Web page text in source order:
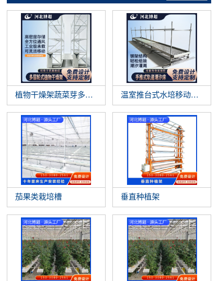
植物干燥架蔬菜芽多层垂直悬挂植物晾温室推台式水培移动作物支
茄果类栽培槽 垂直种植架